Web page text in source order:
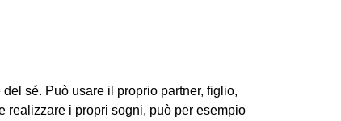
sé. Può usare il proprio partner, figlio,
realizzare i propri sogni, può per esempio